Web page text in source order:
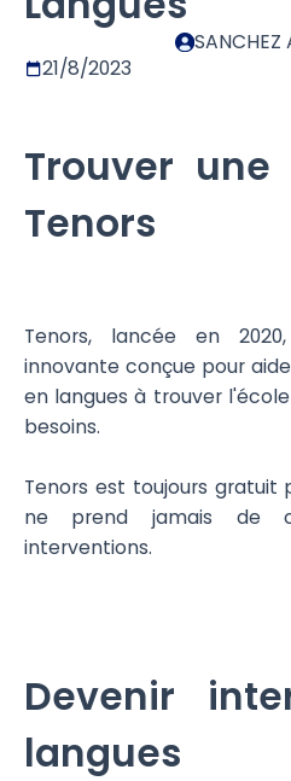
21/8/2023
Trouver
Tenors
Tenors, lancée en
innovante conçue pour
en langues à trouver
besoins.
Tenors est toujours
ne prend jamais de
interventions.
Devenir
langues